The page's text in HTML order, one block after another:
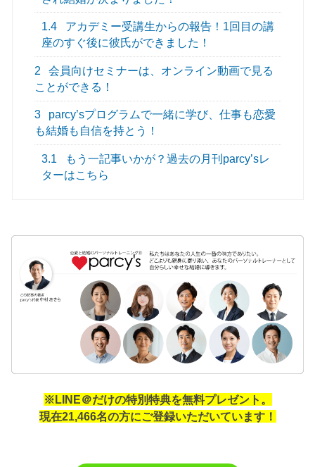
1.4
アカデミー受講生からの報告！1回目の講
座のすぐ後に彼氏ができました！
2
会員向けセミナーは、オンライン動画で見る
ことができる！
3
parcy’sプログラムで一緒に学び、仕事も恋愛
も結婚も自信を持とう！
3.1
もう一記事いかが？過去の月刊parcy’sレ
ターはこちら
※LINE＠だけの特別特典を無料プレゼント。
現在21,466名の方にご登録いただいています！